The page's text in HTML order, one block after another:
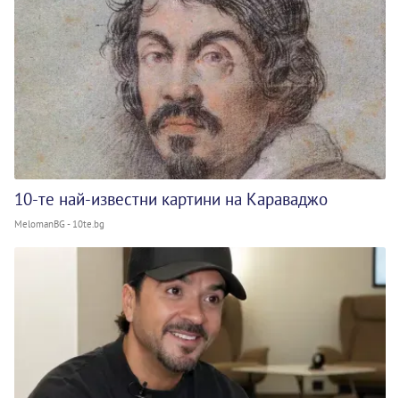
10-те най-известни картини на Караваджо
MelomanBG - 10te.bg